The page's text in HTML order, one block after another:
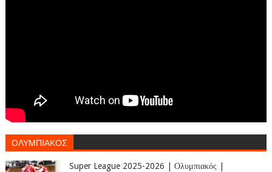
ΟΛΥΜΠΙΑΚΟΣ
Super League 2025-2026 | Ολυμπιακός |